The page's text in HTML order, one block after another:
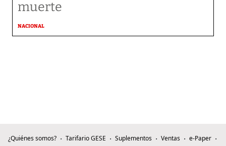
muerte
NACIONAL
¿Quiénes somos? Tarifario GESE Suplementos Ventas
e-Paper